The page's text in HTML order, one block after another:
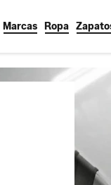
Marcas Ropa